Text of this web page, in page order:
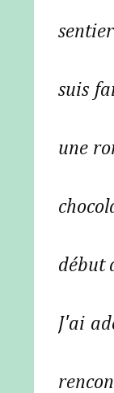
suis
une
début
J'ai